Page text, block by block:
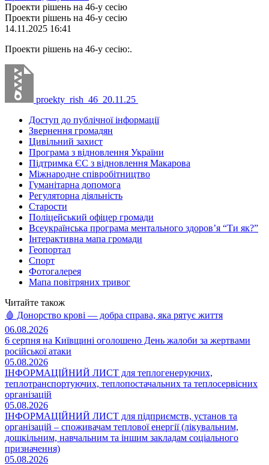
Проекти рішень на 46-у сесію
Проекти рішень на 46-у сесію
14.11.2025 16:41
Проекти рішень на 46-у сесію:.
proekty_rish_46_20.11.25
Доступ до публічної інформації
Звернення громадян
Цивільний захист
Програма з відновлення України
Підтримка ЄС з відновлення Макарова
Міжнародне співробітництво
Гуманітарна допомога
Регуляторна діяльність
Старости
Поліцейський офіцер громади
Всеукраїнська програма ментального здоров’я “Ти як?”
Інтерактивна мапа громади
Геопортал
Спорт
Фотогалерея
Мапа повітряних тривог
Читайте також
🩸 Донорство крові — добра справа, яка рятує життя
06.08.2026
6 серпня на Київщині оголошено День жалоби за жертвами
російської атаки
05.08.2026
ІНФОРМАЦІЙНИЙ ЛИСТ для теплогенеруючих,
теплотранспортуючих, теплопостачальних та теплосервісних
організацій
05.08.2026
ІНФОРМАЦІЙНИЙ ЛИСТ для підприємств, установ та
організацій – споживачам теплової енергії (лікувальним,
дошкільним, навчальним та іншим закладам соціального
призначення)
05.08.2026